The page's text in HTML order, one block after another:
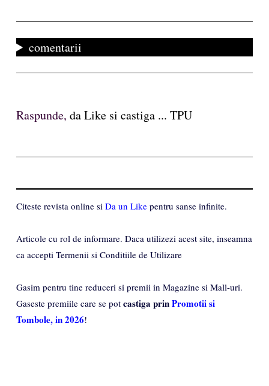
comentarii
Raspunde, da Like si castiga ... TPU
Citeste revista online si Da un Like pentru sanse infinite.
Articole cu rol de informare. Daca utilizezi acest site, inseamna
ca accepti Termenii si Conditiile de Utilizare
Gasim pentru tine reduceri si premii in Magazine si Mall-uri.
Gaseste premiile care se pot castiga prinPromotii si
Tombole, in 2026!